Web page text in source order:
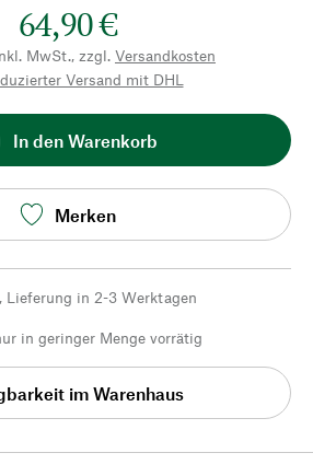
64,90 €
MwSt., zzgl. Versandkosten
Versand mit DHL
In den Warenkorb
Merken
Lieferung in 2-3 Werktagen
in geringer Menge vorrätig
im Warenhaus